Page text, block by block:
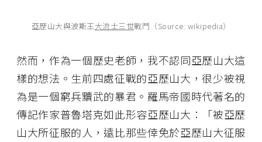
亞歷山大與波斯王大流士三世戰鬥（Source: wikipedia）
然而，作為一個歷史老師，我不認同亞歷山大這
樣的想法。生前四處征戰的亞歷山大，很少被視
為是一個窮兵黷武的暴君。羅馬帝國時代著名的
傳記作家普魯塔克如此形容亞歷山大：「被亞歷
山大所征服的人，遠比那些倖免於亞歷山大征服